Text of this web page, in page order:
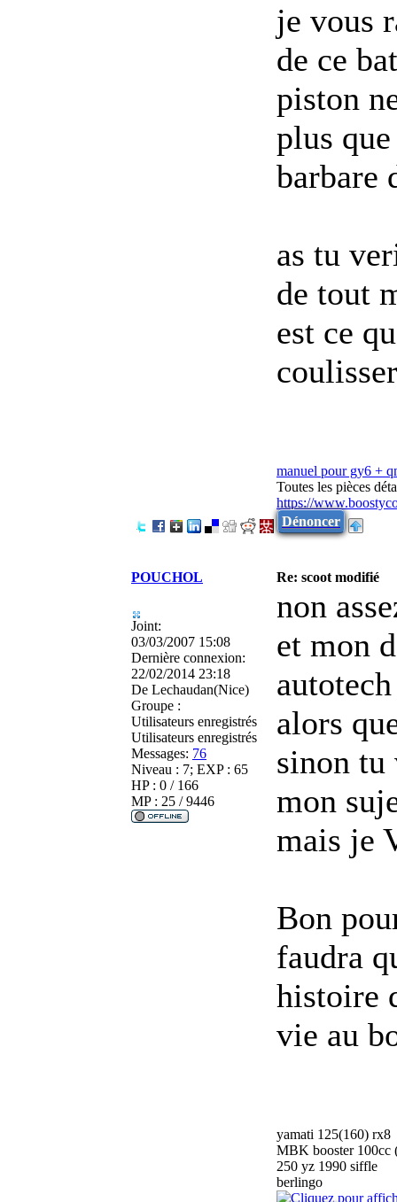
je vous
de ce
piston
plus
barbare
as tu
de tout
est ce
manuel pour gy6 +
Toutes les pièces
https://
Dénoncer
POUCHOL Re: scoot modifié
Joint:
03/03/2007 15:08
Dernière connexion:
22/02/2014 23:18
De Lechaudan(Nice)
Groupe :
Utilisateurs enregistrés
Utilisateurs enregistrés
Messages: 76
Niveau : 7; EXP : 65
HP : 0 / 166
MP : 25 / 9446
non
et mon
autotech
alors
sinon tu
mon
mais je
Bon
faudra
histoire
vie au
yamati 125(160) rx8
MBK booster 100cc
250 yz 1990 siffle
berlingo